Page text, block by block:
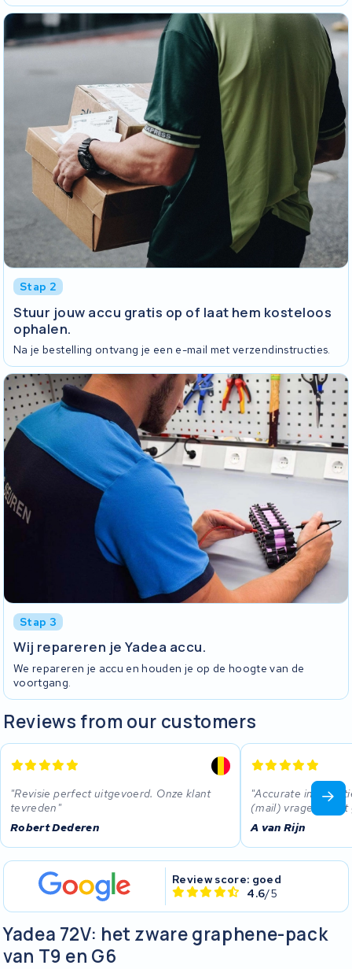
Stap 2
Stuur jouw accu gratis op of laat hem kosteloos
ophalen.
Na je bestelling ontvang je een e-mail met verzendinstructies.
Stap 3
Wij repareren je Yadea accu.
We repareren je accu en houden je op de hoogte van de
voortgang.
Reviews from our customers
Revisie perfect uitgevoerd. Onze klant
tevreden
Robert Dederen
Accurate
(mail) vragen👍
A van Rijn
Review score: goed
4.6/5
Yadea 72V: het zware graphene-pack
van T9 en G6